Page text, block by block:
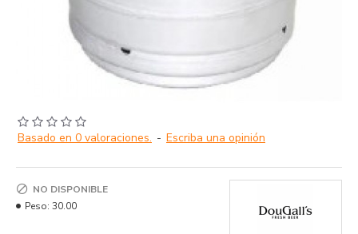
Basado en 0 valoraciones. - Escriba una opinión
NO DISPONIBLE
Peso: 30.00